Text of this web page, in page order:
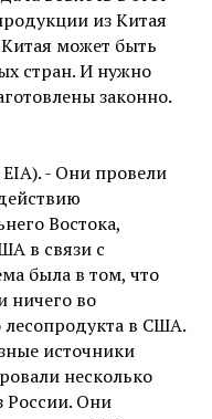
из Китая
Китая может быть
стран. И нужно
законно.
- Они провели
Востока,
в связи с
была в том, что
ничего во
лесопродукта в США.
источники
несколько
России. Они